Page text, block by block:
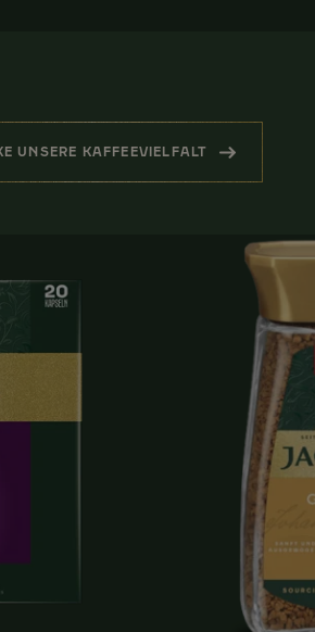
UNSERE KAFFEEVIELFALT
(WEITERE PRODUKTE FÜR